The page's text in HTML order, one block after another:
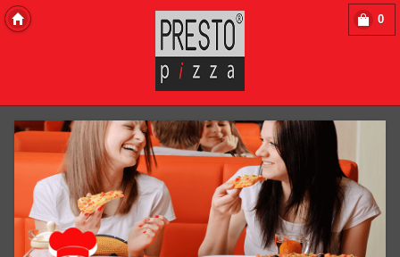
0
Copyright 2013 Des-Click Com